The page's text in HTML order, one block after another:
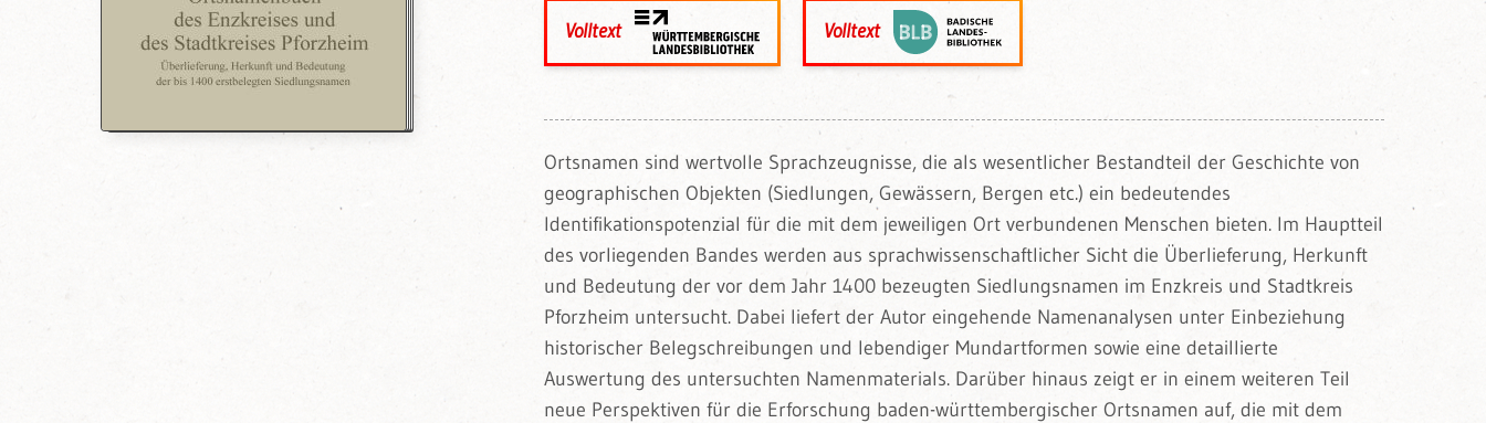
Volltext Volltext
Ortsnamen sind wertvolle Sprachzeugnisse, die als wesentlicher Bestandteil der Geschichte von
geographischen Objekten (Siedlungen, Gewässern, Bergen etc.) ein bedeutendes
Identifikationspotenzial für die mit dem jeweiligen Ort verbundenen Menschen bieten. Im Hauptteil
des vorliegenden Bandes werden aus sprachwissenschaftlicher Sicht die Überlieferung, Herkunft
und Bedeutung der vor dem Jahr 1400 bezeugten Siedlungsnamen im Enzkreis und Stadtkreis
Pforzheim untersucht. Dabei liefert der Autor eingehende Namenanalysen unter Einbeziehung
historischer Belegschreibungen und lebendiger Mundartformen sowie eine detaillierte
Auswertung des untersuchten Namenmaterials. Darüber hinaus zeigt er in einem weiteren Teil
neue Perspektiven für die Erforschung baden-württembergischer Ortsnamen auf, die mit dem